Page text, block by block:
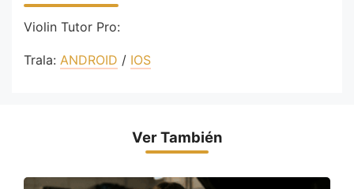
Violin Tutor Pro:
Trala: ANDROID / IOS
Ver También